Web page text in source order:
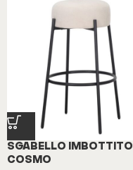
SGABELLO IMBOTTITO
COSMO